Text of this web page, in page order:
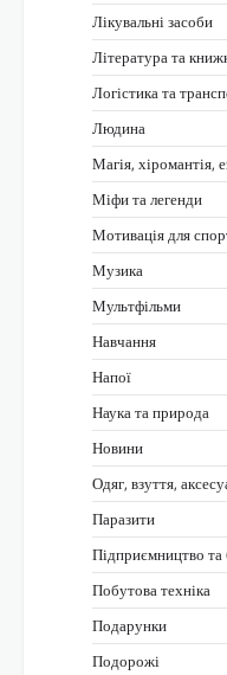
Лікувальні засоби
Література та
Логістика та
Людина
Магія, хіромантія,
Міфи та легенди
Мотивація для
Музика
Мультфільми
Навчання
Напої
Наука та природа
Новини
Одяг, взуття,
Паразити
Підприємництво та
Побутова техніка
Подарунки
Подорожі